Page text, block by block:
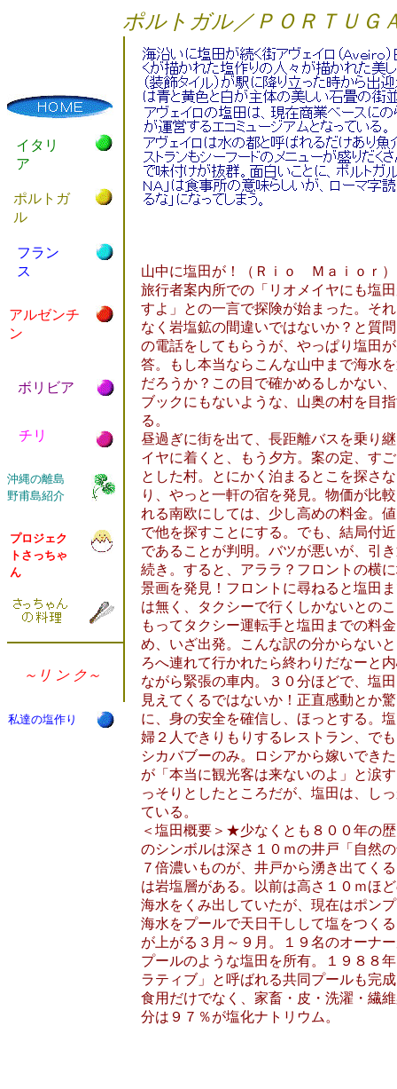
ポルトガル／ＰＯＲＴＵＧ
イタリ
ア
ポルトガ
ル
フラン
ス
山中に塩田が！（Ｒｉｏ Ｍａｉｏｒ）
旅行者案内所での「リオメイヤにも塩
すよ」との一言で探険が始まった。そ
なく岩塩鉱の間違いではないか？と質
の電話をしてもらうが、やっぱり塩田
答。もし本当ならこんな山中まで海水
だろうか？この目で確かめるしかない
ブックにもないような、山奥の村を目
る。
昼過ぎに街を出て、長距離バスを乗り
イヤに着くと、もう夕方。案の定、す
とした村。とにかく泊まるとこを探さ
り、やっと一軒の宿を発見。物価が比
れる南欧にしては、少し高めの料金。
で他を探すことにする。でも、結局付
であることが判明。バツが悪いが、引
続き。すると、アララ？フロントの横
景画を発見！フロントに尋ねると塩田
は無く、タクシーで行くしかないとの
もってタクシー運転手と塩田までの料
め、いざ出発。こんな訳の分からない
ろへ連れて行かれたら終わりだなーと
ながら緊張の車内。３０分ほどで、塩
見えてくるではないか！正直感動とか
に、身の安全を確信し、ほっとする。
婦２人できりもりするレストラン、で
シカバブーのみ。ロシアから嫁いでき
が「本当に観光客は来ないのよ」と涙
っそりとしたところだが、塩田は、し
ている。
＜塩田概要＞★少なくとも８００年の
のシンボルは深さ１０ｍの井戸「自然
７倍濃いものが、井戸から湧き出てく
は岩塩層がある。以前は高さ１０ｍほ
海水をくみ出していたが、現在はポン
海水をプールで天日干しして塩をつく
が上がる３月～９月。１９名のオーナ
プールのような塩田を所有。１９８８
ラティブ」と呼ばれる共同プールも完
食用だけでなく、家畜・皮・洗濯・繊
分は９７％が塩化ナトリウム。
アルゼンチ
ン
ボリビア
チリ
沖縄の離島
野甫島紹介
プロジェク
トさっちゃ
ん
～リ ン ク～
私達の塩作り